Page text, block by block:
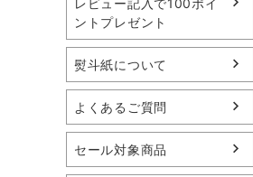
レビュー記入で100ポイ
ントプレゼント
熨斗紙について
よくあるご質問
セール対象商品